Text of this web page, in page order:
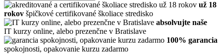
už 18
rokov špičkové certifikované školiace stredisko
absolvujte naše
IT kurzy online, alebo prezenčne v Bratislave
100% garancia
spokojnosti, opakovanie kurzu zadarmo